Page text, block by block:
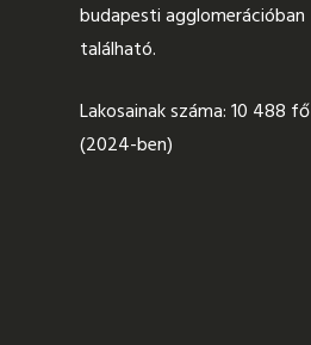
budapesti agglomerációban
található.
Lakosainak száma: 10 488 fő
(2024-ben)